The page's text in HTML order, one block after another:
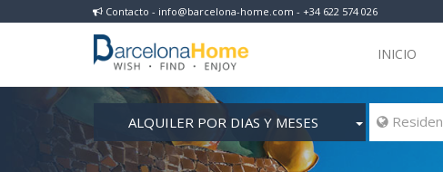
Contacto - info@barcelona-home.com - +34 622 574 026
INICIO
ALQUILER POR DIAS Y MESES